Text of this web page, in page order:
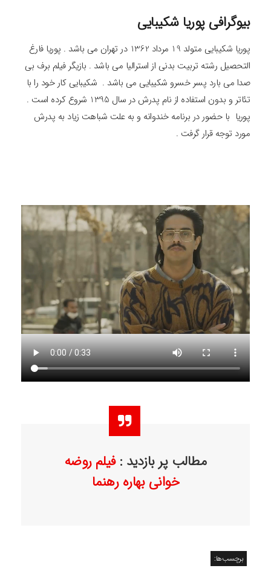
بیوگرافی پوریا شکیبایی
پوریا شکیبایی متولد 19 مرداد 1362 در تهران می باشد . پوریا فارغ
التحصیل رشته تربیت بدنی از استرالیا می باشد . بازیگر فیلم برف بی
صدا می بارد پسر خسرو شکیبایی می باشد . شکیبایی کار خود را با
تئاتر و بدون استفاده از نام پدرش در سال 1395 شروع کرده است .
پوریا با حضور در برنامه خندوانه و به علت شباهت زیاد به پدرش
مورد توجه قرار گرفت .
مطالب پر بازدید : فیلم روضه
خوانی بهاره رهنما
برچسب‌ها: